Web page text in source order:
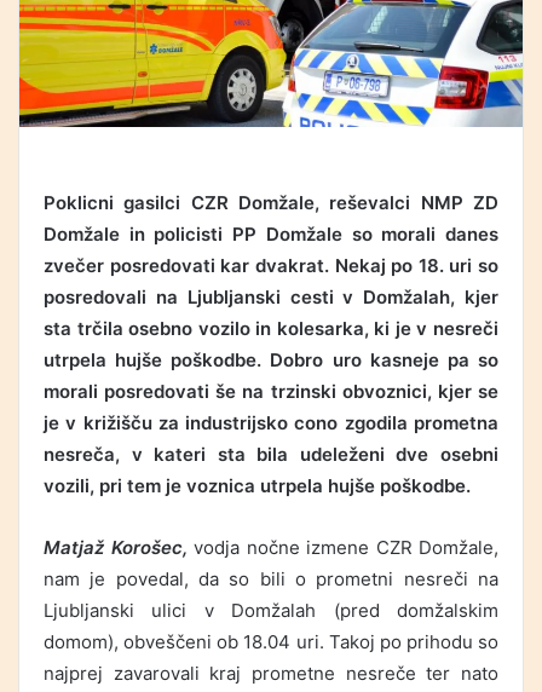
Poklicni gasilci CZR Domžale, reševalci NMP ZD
Domžale in policisti PP Domžale so morali danes
zvečer posredovati kar dvakrat. Nekaj po 18. uri so
posredovali na Ljubljanski cesti v Domžalah, kjer
sta trčila osebno vozilo in kolesarka, ki je v nesreči
utrpela hujše poškodbe. Dobro uro kasneje pa so
morali posredovati še na trzinski obvoznici, kjer se
je v križišču za industrijsko cono zgodila prometna
nesreča, v kateri sta bila udeleženi dve osebni
vozili, pri tem je voznica utrpela hujše poškodbe.
Matjaž Korošec, vodja nočne izmene CZR Domžale,
nam je povedal, da so bili o prometni nesreči na
Ljubljanski ulici v Domžalah (pred domžalskim
domom), obveščeni ob 18.04 uri. Takoj po prihodu so
najprej zavarovali kraj prometne nesreče ter nato